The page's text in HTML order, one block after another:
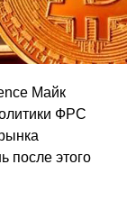
Майк
ФРС
после этого